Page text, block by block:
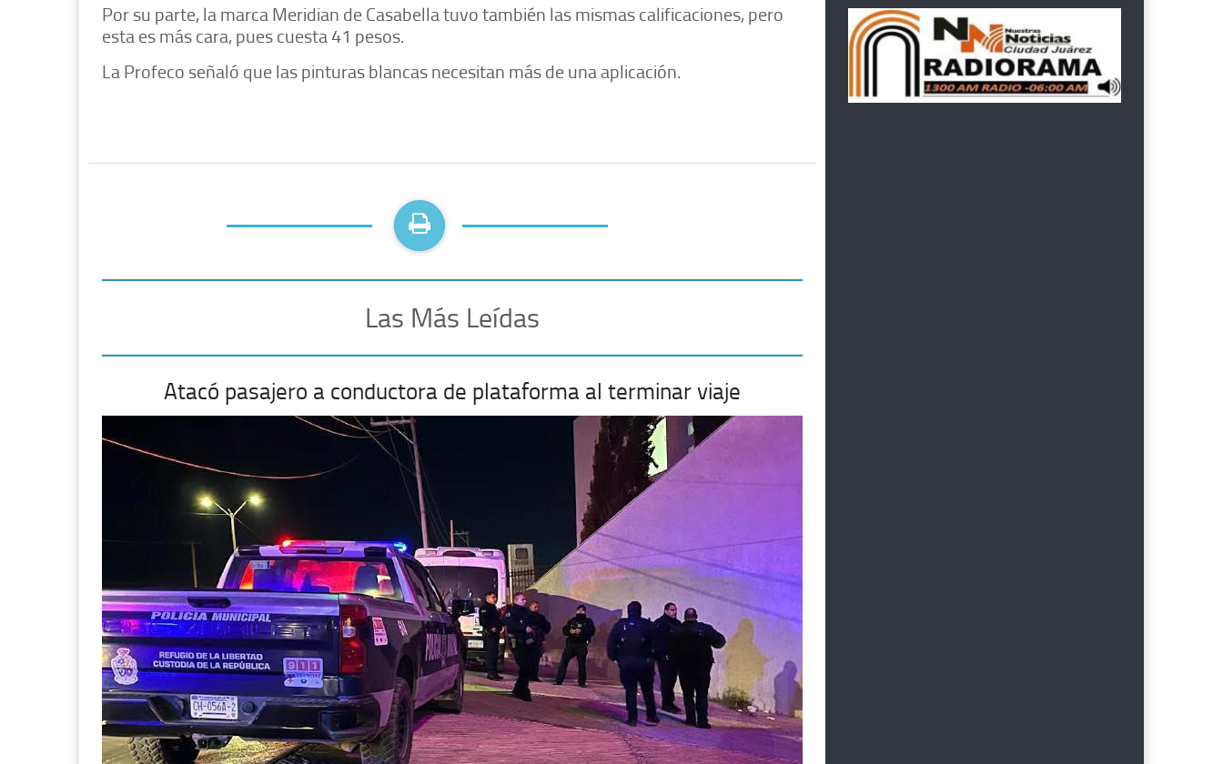
Por su parte, la marca Meridian de Casabella tuvo también las mismas calificaciones, pero
esta es más cara, pues cuesta 41 pesos.
La Profeco señaló que las pinturas blancas necesitan más de una aplicación.
Las Más Leídas
Atacó pasajero a conductora de plataforma al terminar viaje